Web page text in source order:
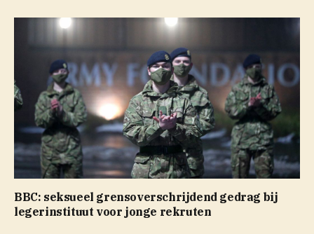
BBC: seksueel grensoverschrijdend gedrag bij
legerinstituut voor jonge rekruten